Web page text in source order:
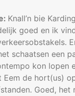
Knall’n bie
goed en ik
schaatsen een
kon lopen
Eem de hort(us)
Goed,